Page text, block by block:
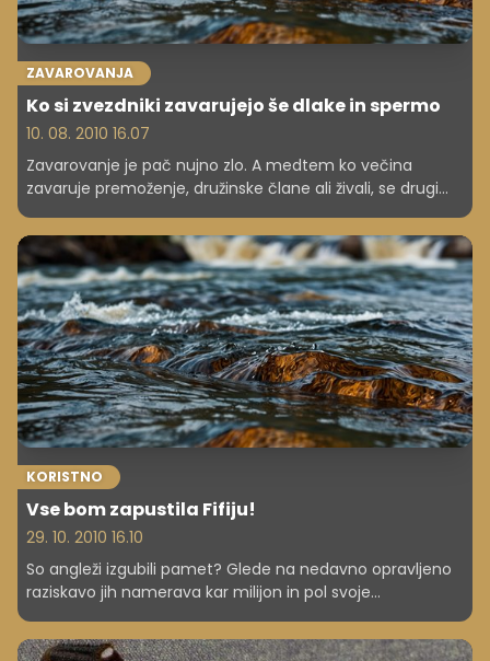
ZAVAROVANJA
Ko si zvezdniki zavarujejo še dlake in spermo
10. 08. 2010 16.07
Zavarovanje je pač nujno zlo. A medtem ko večina
zavaruje premoženje, družinske člane ali živali, se drugi
KORISTNO
Vse bom zapustila Fifiju!
29. 10. 2010 16.10
So angleži izgubili pamet? Glede na nedavno opravljeno
raziskavo jih namerava kar milijon in pol svoje